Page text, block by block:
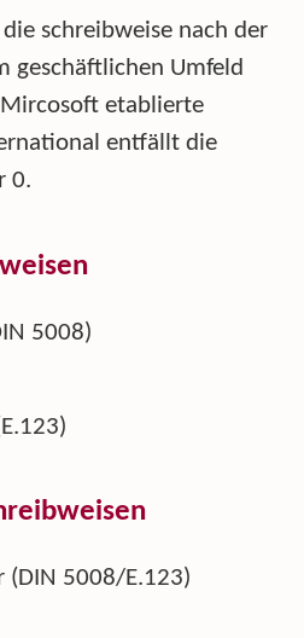
schreibweise nach der
geschäftlichen Umfeld
etablierte
entfällt die
0.
5008)
(DIN 5008/E.123)